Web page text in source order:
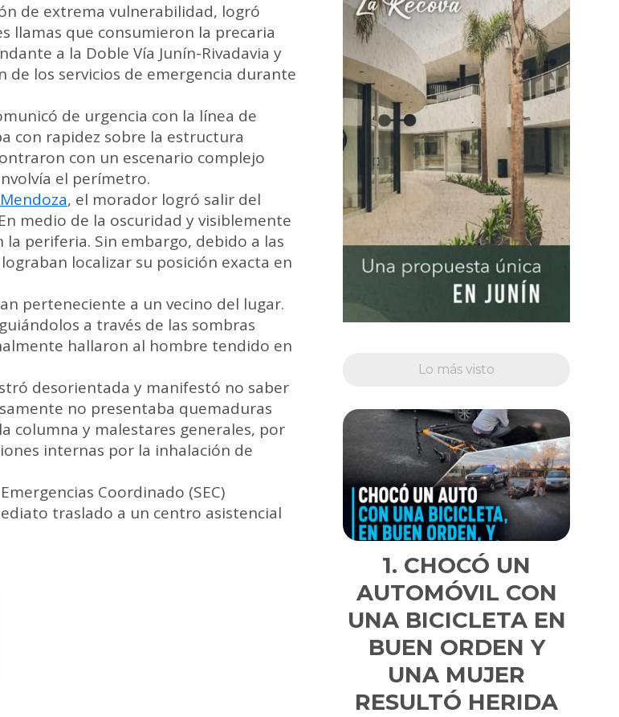
de extrema vulnerabilidad, logró
llamas que consumieron la precaria
a la Doble Vía Junín-Rivadavia y
los servicios de emergencia durante
de urgencia con la línea de
con rapidez sobre la estructura
con un escenario complejo
el perímetro.
, el morador logró salir del
medio de la oscuridad y visiblemente
periferia. Sin embargo, debido a las
localizar su posición exacta en
perteneciente a un vecino del lugar.
a través de las sombras
hallaron al hombre tendido en
desorientada y manifestó no saber
no presentaba quemaduras
columna y malestares generales, por
internas por la inhalación de
Coordinado (SEC)
traslado a un centro asistencial
Lo más visto
CHOCÓ UN
AUTOMÓVIL CON
UNA BICICLETA EN
BUEN ORDEN Y
UNA MUJER
RESULTÓ HERIDA